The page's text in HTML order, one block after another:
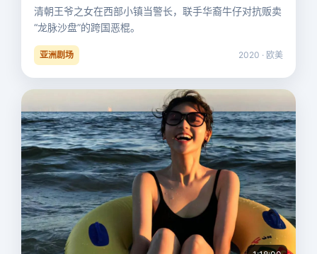
清朝王爷之女在西部小镇当警长，联手华裔牛仔对抗贩卖
“龙脉沙盘”的跨国恶棍。
亚洲剧场 2020 · 欧美